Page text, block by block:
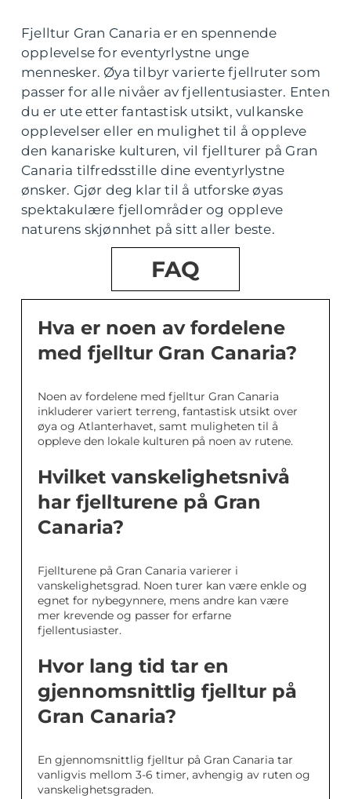
Fjelltur Gran Canaria er en spennende
opplevelse for eventyrlystne unge
mennesker. Øya tilbyr varierte fjellruter som
passer for alle nivåer av fjellentusiaster. Enten
du er ute etter fantastisk utsikt, vulkanske
opplevelser eller en mulighet til å oppleve
den kanariske kulturen, vil fjellturer på Gran
Canaria tilfredsstille dine eventyrlystne
ønsker. Gjør deg klar til å utforske øyas
spektakulære fjellområder og oppleve
naturens skjønnhet på sitt aller beste.
FAQ
Hva er noen av fordelene
med fjelltur Gran Canaria?
Noen av fordelene med fjelltur Gran Canaria
inkluderer variert terreng, fantastisk utsikt over
øya og Atlanterhavet, samt muligheten til å
oppleve den lokale kulturen på noen av rutene.
Hvilket vanskelighetsnivå
har fjellturene på Gran
Canaria?
Fjellturene på Gran Canaria varierer i
vanskelighetsgrad. Noen turer kan være enkle og
egnet for nybegynnere, mens andre kan være
mer krevende og passer for erfarne
fjellentusiaster.
Hvor lang tid tar en
gjennomsnittlig fjelltur på
Gran Canaria?
En gjennomsnittlig fjelltur på Gran Canaria tar
vanligvis mellom 3-6 timer, avhengig av ruten og
vanskelighetsgraden.